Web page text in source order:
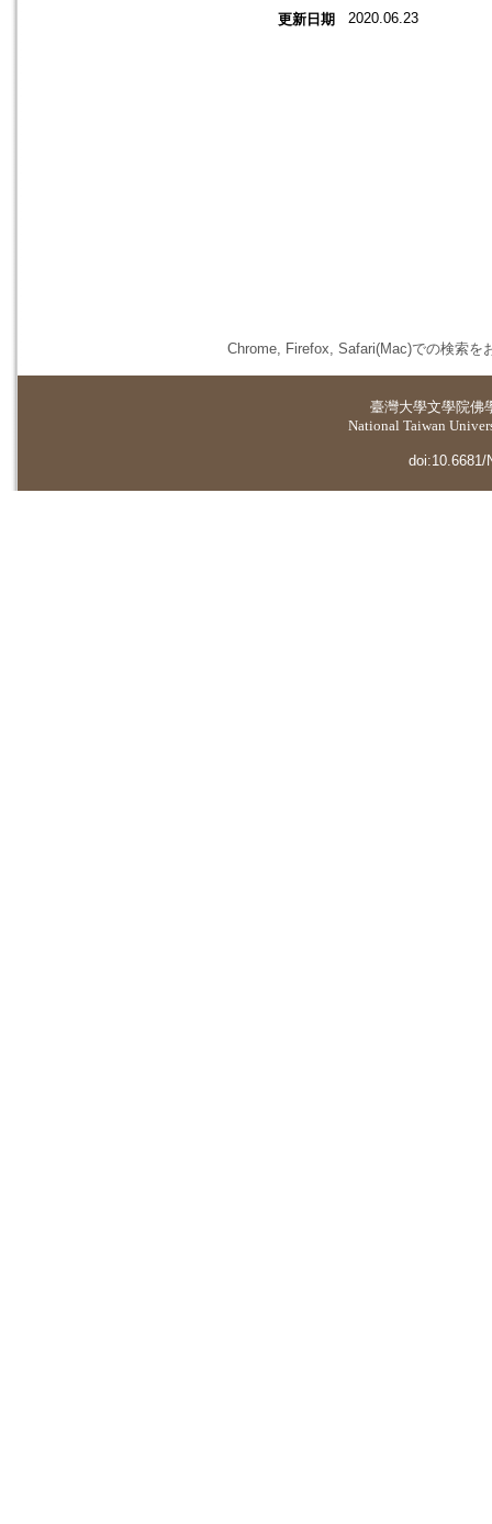
更新日期 2020.06.23
Chrome, Firefox, Safari(Mac)での検索を
臺灣大學文學院佛
National Taiwan
doi:10.6681/